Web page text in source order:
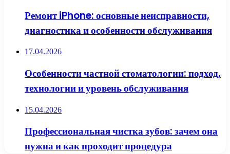
Ремонт iPhone: основные неисправности,
диагностика и особенности обслуживания
17.04.2026
Особенности частной стоматологии: подход,
технологии и уровень обслуживания
15.04.2026
Профессиональная чистка зубов: зачем она
нужна и как проходит процедура